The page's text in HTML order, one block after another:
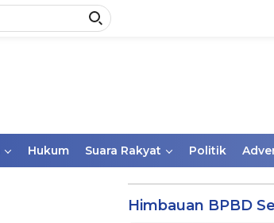
Hukum Suara Rakyat Politik
Himbauan BPBD